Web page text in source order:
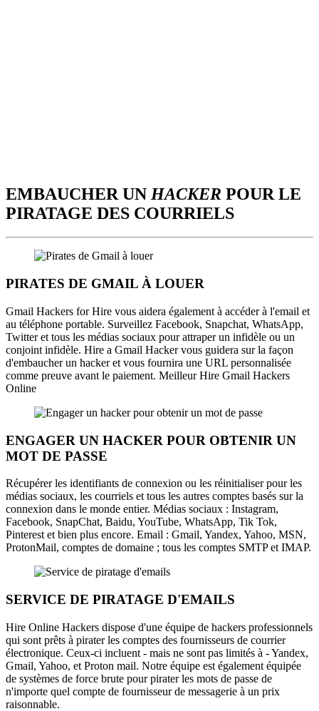
EMBAUCHER UN HACKER POUR LE
PIRATAGE DES COURRIELS
PIRATES DE GMAIL À LOUER
Gmail Hackers for Hire vous aidera également à accéder à l'email et
au téléphone portable. Surveillez Facebook, Snapchat, WhatsApp,
Twitter et tous les médias sociaux pour attraper un infidèle ou un
conjoint infidèle. Hire a Gmail Hacker vous guidera sur la façon
d'embaucher un hacker et vous fournira une URL personnalisée
comme preuve avant le paiement. Meilleur Hire Gmail Hackers
Online
ENGAGER UN HACKER POUR OBTENIR UN
MOT DE PASSE
Récupérer les identifiants de connexion ou les réinitialiser pour les
médias sociaux, les courriels et tous les autres comptes basés sur la
connexion dans le monde entier. Médias sociaux : Instagram,
Facebook, SnapChat, Baidu, YouTube, WhatsApp, Tik Tok,
Pinterest et bien plus encore. Email : Gmail, Yandex, Yahoo, MSN,
ProtonMail, comptes de domaine ; tous les comptes SMTP et IMAP.
SERVICE DE PIRATAGE D'EMAILS
Hire Online Hackers dispose d'une équipe de hackers professionnels
qui sont prêts à pirater les comptes des fournisseurs de courrier
électronique. Ceux-ci incluent - mais ne sont pas limités à - Yandex,
Gmail, Yahoo, et Proton mail. Notre équipe est également équipée
de systèmes de force brute pour pirater les mots de passe de
n'importe quel compte de fournisseur de messagerie à un prix
raisonnable.